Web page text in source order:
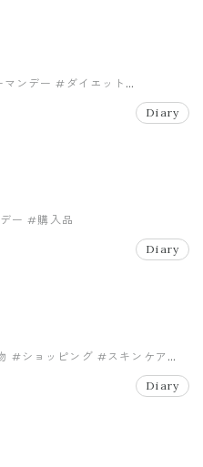
ンデー #ダイエット
Diary
ー #購入品
Diary
#ショッピング #スキンケア
Diary